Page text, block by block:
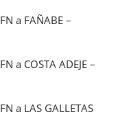
a FAÑABE –
a COSTA ADEJE –
a LAS GALLETAS